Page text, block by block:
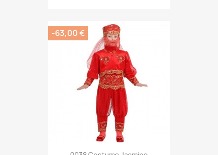
-63,00 €